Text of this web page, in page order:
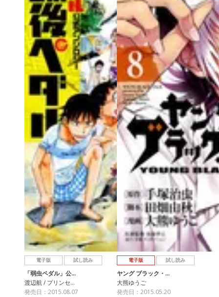
電子版 試し読み
「弱虫ペダル」公…
渡辺航 / プリンセ…
発売日：2015.08.07
電子版 試し読み
ヤング ブラック・…
大熊ゆうご
発売日：2015.05.20